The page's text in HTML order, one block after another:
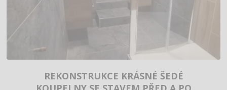
REKONSTRUKCE KRÁSNÉ ŠEDÉ